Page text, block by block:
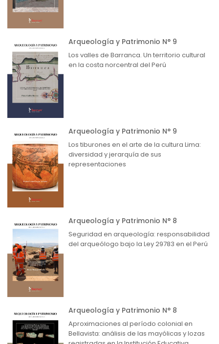
Arqueología y Patrimonio N° 9
Los valles de Barranca. Un territorio cultural
en la costa norcentral del Perú
Arqueología y Patrimonio N° 9
Los tiburones en el arte de la cultura Lima:
diversidad y jerarquía de sus
representaciones
Arqueología y Patrimonio N° 8
Seguridad en arqueología: responsabilidad
del arqueólogo bajo la Ley 29783 en el Perú
Arqueología y Patrimonio N° 8
Aproximaciones al período colonial en
Bellavista: análisis de las mayólicas y lozas